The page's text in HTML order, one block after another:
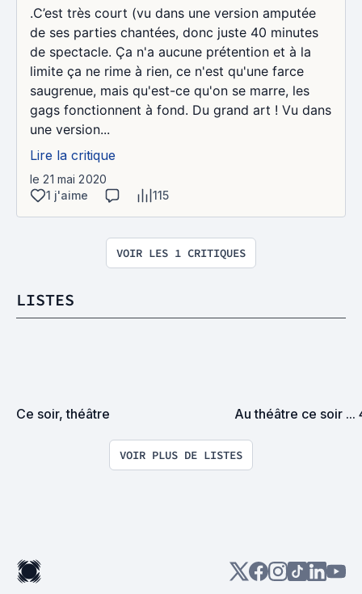
.C’est très court (vu dans une version amputée
de ses parties chantées, donc juste 40 minutes
de spectacle. Ça n'a aucune prétention et à la
limite ça ne rime à rien, ce n'est qu'une farce
saugrenue, mais qu'est-ce qu'on se marre, les
gags fonctionnent à fond. Du grand art ! Vu dans
une version...
Lire la critique
le 21 mai 2020
1 j'aime
115
VOIR LES 1 CRITIQUES
LISTES
Ce soir, théâtre Au théâtre ce soir ...
VOIR PLUS DE LISTES